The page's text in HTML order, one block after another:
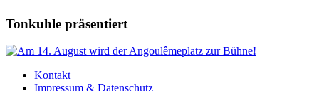
Tonkuhle präsentiert
Kontakt
Impressum & Datenschutz